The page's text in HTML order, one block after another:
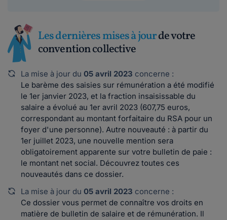
Les dernières mises à jourde votre
convention collective
La mise à jour du 05 avril 2023 concerne :
Le barème des saisies sur rémunération a été modifié
le 1er janvier 2023, et la fraction insaisissable du
salaire a évolué au 1er avril 2023 (607,75 euros,
correspondant au montant forfaitaire du RSA pour un
foyer d'une personne). Autre nouveauté : à partir du
1er juillet 2023, une nouvelle mention sera
obligatoirement apparente sur votre bulletin de paie :
le montant net social. Découvrez toutes ces
nouveautés dans ce dossier.
La mise à jour du 05 avril 2023 concerne :
Ce dossier vous permet de connaître vos droits en
matière de bulletin de salaire et de rémunération. Il